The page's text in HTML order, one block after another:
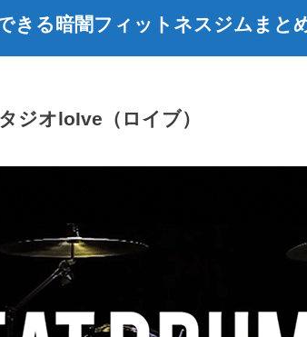
きる暗闇フィットネスジムまと
ジオloIve（ロイブ）